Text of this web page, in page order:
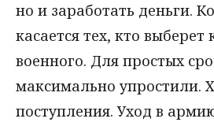
но и заработать деньги.
касается тех, кто выберет
военного. Для простых
максимально упростили.
поступления. Уход в